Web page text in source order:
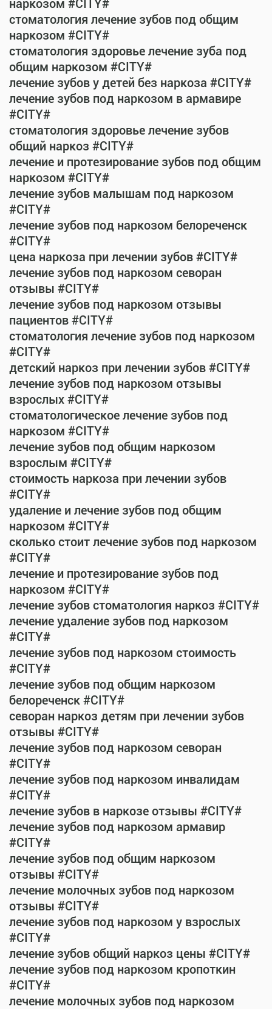
наркозом #CITY#
стоматология лечение зубов под общим
наркозом #CITY#
стоматология здоровье лечение зуба под
общим наркозом #CITY#
лечение зубов у детей без наркоза #CITY#
лечение зубов под наркозом в армавире
#CITY#
стоматология здоровье лечение зубов
общий наркоз #CITY#
лечение и протезирование зубов под общим
наркозом #CITY#
лечение зубов малышам под наркозом
#CITY#
лечение зубов под наркозом белореченск
#CITY#
цена наркоза при лечении зубов #CITY#
лечение зубов под наркозом севоран
отзывы #CITY#
лечение зубов под наркозом отзывы
пациентов #CITY#
стоматология лечение зубов под наркозом
#CITY#
детский наркоз при лечении зубов #CITY#
лечение зубов под наркозом отзывы
взрослых #CITY#
стоматологическое лечение зубов под
наркозом #CITY#
лечение зубов под общим наркозом
взрослым #CITY#
стоимость наркоза при лечении зубов
#CITY#
удаление и лечение зубов под общим
наркозом #CITY#
сколько стоит лечение зубов под наркозом
#CITY#
лечение и протезирование зубов под
наркозом #CITY#
лечение зубов стоматология наркоз #CITY#
лечение удаление зубов под наркозом
#CITY#
лечение зубов под наркозом стоимость
#CITY#
лечение зубов под общим наркозом
белореченск #CITY#
севоран наркоз детям при лечении зубов
отзывы #CITY#
лечение зубов под наркозом севоран
#CITY#
лечение зубов под наркозом инвалидам
#CITY#
лечение зубов в наркозе отзывы #CITY#
лечение зубов под наркозом армавир
#CITY#
лечение зубов под общим наркозом
отзывы #CITY#
лечение молочных зубов под наркозом
отзывы #CITY#
лечение зубов под наркозом у взрослых
#CITY#
лечение зубов общий наркоз цены #CITY#
лечение зубов под наркозом кропоткин
#CITY#
лечение молочных зубов под наркозом